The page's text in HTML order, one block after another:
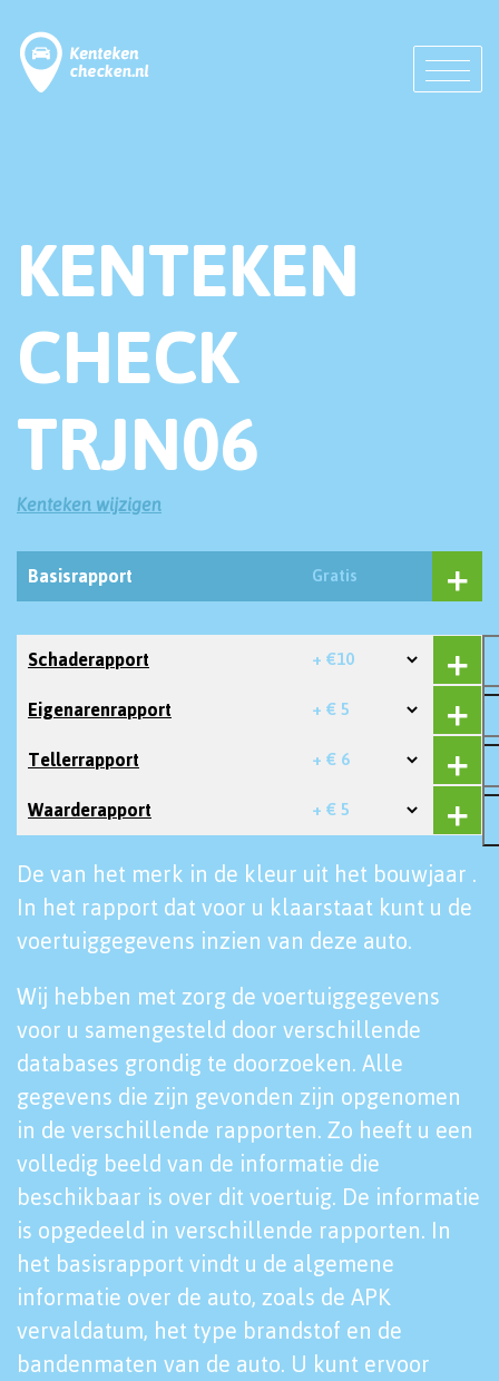
KENTEKEN
CHECK
TRJN06
Kenteken wijzigen
Basisrapport Gratis
Schaderapport + €10
Eigenarenrapport + € 5
Tellerrapport + € 6
Waarderapport + € 5
De van het merk in de kleur uit het bouwjaar .
In het rapport dat voor u klaarstaat kunt u de
voertuiggegevens inzien van deze auto.
Wij hebben met zorg de voertuiggegevens
voor u samengesteld door verschillende
databases grondig te doorzoeken. Alle
gegevens die zijn gevonden zijn opgenomen
in de verschillende rapporten. Zo heeft u een
volledig beeld van de informatie die
beschikbaar is over dit voertuig. De informatie
is opgedeeld in verschillende rapporten. In
het basisrapport vindt u de algemene
informatie over de auto, zoals de APK
vervaldatum, het type brandstof en de
bandenmaten van de auto. U kunt ervoor